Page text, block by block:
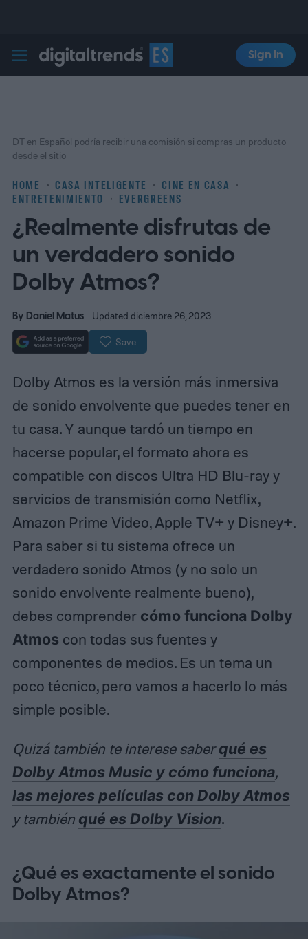
Digital Trends Español
Sign In
HOME CASA INTELIGENTE
CINE EN CASA
ENTRETENIMIENTO
EVERGREENS
DT en Español podría recibir una comisión si compras un producto
desde el sitio
¿Realmente disfrutas de
un verdadero sonido
Dolby Atmos?
By Daniel Matus Updated diciembre 26, 2023
Save
Dolby Atmos es la versión más inmersiva
de sonido envolvente que puedes tener en
tu casa. Y aunque tardó un tiempo en
hacerse popular, el formato ahora es
compatible con discos Ultra HD Blu-ray y
servicios de transmisión como Netflix,
Amazon Prime Video, Apple TV+ y Disney+.
Para saber si tu sistema ofrece un
verdadero sonido Atmos (y no solo un
sonido envolvente realmente bueno),
debes comprender cómo funciona Dolby
Atmos con todas sus fuentes y
componentes de medios. Es un tema un
poco técnico, pero vamos a hacerlo lo más
simple posible.
Quizá también te interese saberqué es
Dolby Atmos Music y cómo funciona,
las mejores películas con Dolby Atmos
y también qué es Dolby Vision.
¿Qué es exactamente el sonido
Dolby Atmos?